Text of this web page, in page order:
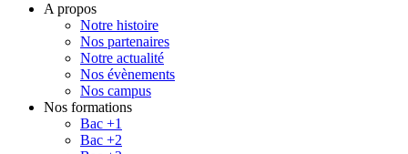
A propos
Notre histoire
Nos partenaires
Notre actualité
Nos évènements
Nos campus
Nos formations
Bac +1
Bac +2